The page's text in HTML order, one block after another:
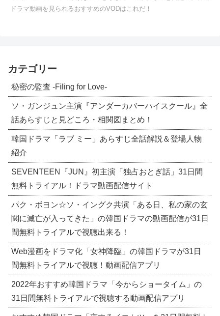
ドラマ動画を見られるおすすめのVODはこれだ！
カテゴリー
秘密の監査 -Filing for Love-
ソ・ガンジュン主演『アンダーカバーハイスクール』全
話あらすじと見どころ・相関図まとめ！
韓国ドラマ「ラブ ミー」あらすじ全話解説＆登場人物
紹介
SEVENTEEN『JUN』初主演「独占おとぎ話」31日間
無料トライアル！ドラマ動画配信サイト
パク・ボヨン☆ソ・イングク共演「ある日、私の家の玄
関に滅亡が入ってきた」の韓国ドラマの動画配信が31日
間無料トライアルで視聴出来る！
Web漫画をドラマ化「女神降臨」の韓国ドラマが31日
間無料トライアルで視聴！動画配信アプリ
2022年おすすめ韓国ドラマ「今からショータイム」の
31日間無料トライアルで視聴する動画配信アプリ